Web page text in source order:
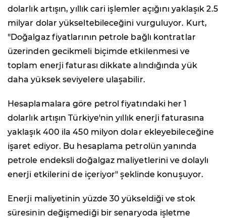
dolarlık artışın, yıllık cari işlemler açığını yaklaşık 2.5
milyar dolar yükseltebileceğini vurguluyor. Kurt,
"Doğalgaz fiyatlarının petrole bağlı kontratlar
üzerinden gecikmeli biçimde etkilenmesi ve
toplam enerji faturası dikkate alındığında yük
daha yüksek seviyelere ulaşabilir.
Hesaplamalara göre petrol fiyatındaki her 1
dolarlık artışın Türkiye'nin yıllık enerji faturasına
yaklaşık 400 ila 450 milyon dolar ekleyebileceğine
işaret ediyor. Bu hesaplama petrolün yanında
petrole endeksli doğalgaz maliyetlerini ve dolaylı
enerji etkilerini de içeriyor" şeklinde konuşuyor.
Enerji maliyetinin yüzde 30 yükseldiği ve stok
süresinin değişmediği bir senaryoda işletme